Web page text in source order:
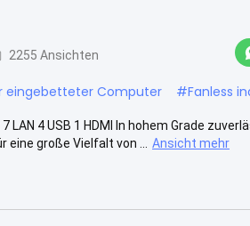
2255 Ansichten
eingebetteter Computer #Fanless
LAN 4 USB 1 HDMI In hohem Grade
große Vielfalt von ...
Ansicht mehr